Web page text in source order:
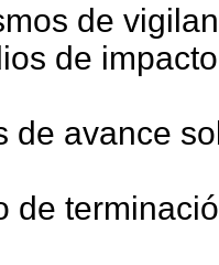
de
de
de avance
de